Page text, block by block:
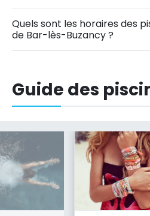
Quels sont les horaires des
de Bar-lès-Buzancy ?
Guide des